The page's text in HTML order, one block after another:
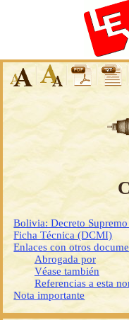
Bolivia: Decreto
Ficha Técnica (DCMI)
Enlaces con otros
Abrogada por
Véase también
Referencias a esta
Nota importante